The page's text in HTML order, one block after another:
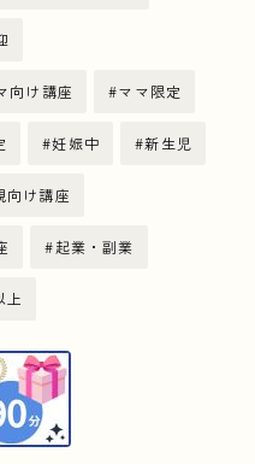
向け講座 ママ限定
妊娠中 新生児
向け講座
起業・副業
上